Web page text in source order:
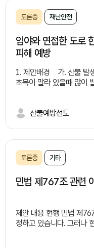
부족으로 비용 상승 -건강 피해:세균 번식•알레르기 유발 위험 해
결방안들 -유동인구가 많은 유통가, 상권, 버스 정류장 주변에 '잔
설치 -음료 수거함 내부 필터링/배수 시스템을 구축하여 액체만 따
로 모으거나 하수로 안전하게
헹궈서" 배출하는 캠페인 추진 및
도적 지원: 올바른 배출을
대효과 -쾌적한 도심 환경 조성: 무단투기 감소로 악취 및 해충 번
증대: 액체 처리의 난감함
분리배출 참여 유도
토론중 재난안전
임야와 연접한 도로
피해 예방
1. 제안배경 가. 산불 발생은 건조한 시기(봄, 늦가을, 겨울 등) 및
초목이 말라 있을때 많이 발생 나. 산불 원인중 담배꽁초
*사례1: 2022년 경북
담배꽁초가 원인 라. 도로변 담배 꽁초 투기로 인해 산불 발생 제
공 실화자 검거는 상대적으로 낮
등으로 마무리 2. 제안내용 가. 임야와 연접한 도로 건설 및 개
설하는 일정 지역 시범 적용후 제도 완
위험도가 높은 지역 중 구역
산불예방선도
토론중 기타
민법 제767조 관련
제안 내용 현행 민법 제767조는 친족을 배우자, 혈족, 인척으로 규
정하고 있습니다. 그러나 현대사회에서는 혈연관계보다 오랫동안